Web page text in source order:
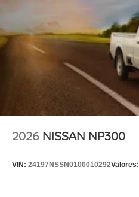
2026 NISSAN NP300
VIN: 24197NSSN0100010292Valores: